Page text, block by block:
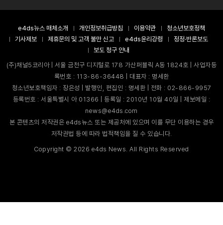
e4ds뉴스 매체소개 개인정보취급방침 이용약관
청소년보호정책
기사제보
제휴문의 및 고객 불만 신고 e4ds윤리강령
정정·반론보도
보도 청구 안내
(주)채널5코리아 | 서울 금천구 디지털로 178 가산퍼블릭 A동 1824호 | 사업자등
록번호 : 113-86-36448 | 대표자 : 명세환
청소년보호책임자 : 장은성 | 발행인, 편집인 : 명세환 | 전화 : 02-866-9957
등록번호 : 서울특별시 아 01366 | 등록일 : 2010년 10월 40일 | 제보메일 :
news@e4ds.com
본 콘텐츠의 저작권은 e4ds뉴스 또는 제공처에 있으며 이를 무단 이용하는 경우
저작권법 등에 따라 법적책임을 질 수 있습니다.
Copyright ©2026 e4ds News. All Rights Reserved